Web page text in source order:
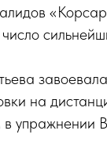
на
упражнении